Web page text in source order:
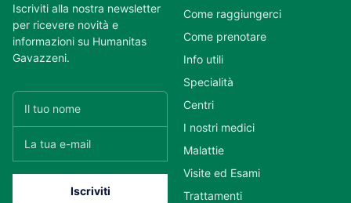
Iscriviti alla nostra newsletter
per ricevere novità e
informazioni su Humanitas
Gavazzeni.
Come raggiungerci
Come prenotare
Info utili
Specialità
Centri
I nostri medici
Malattie
Visite ed Esami
Trattamenti